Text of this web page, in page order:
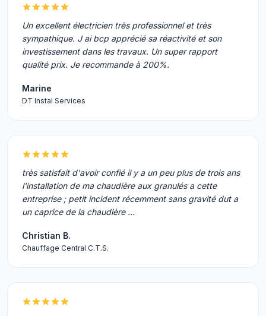
Un excellent électricien très professionnel et très
sympathique. J ai bcp apprécié sa réactivité et son
investissement dans les travaux. Un super rapport
qualité prix. Je recommande à 200%.
Marine
DT Instal Services
très satisfait d'avoir confié il y a un peu plus de trois ans
l'installation de ma chaudière aux granulés a cette
entreprise ; petit incident récemment sans gravité dut a
un caprice de la chaudière …
Christian B.
Chauffage Central C.T.S.